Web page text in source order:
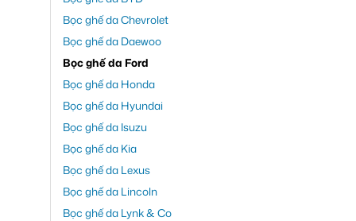
Bọc ghế da Chevrolet
Bọc ghế da Daewoo
Bọc ghế da Ford
Bọc ghế da Honda
Bọc ghế da Hyundai
Bọc ghế da Isuzu
Bọc ghế da Kia
Bọc ghế da Lexus
Bọc ghế da Lincoln
Bọc ghế da Lynk & Co